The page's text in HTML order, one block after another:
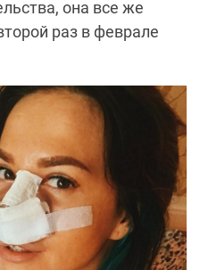
она все же
раз в феврале